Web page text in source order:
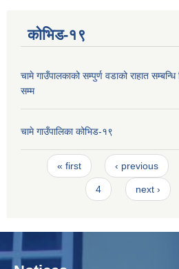
कोभिड-१९
चामे गाउँपालकाको सम्पुर्ण वडाको राहात
सम्म
चामे गाउँपालिका कोभिड-१९
Pages
« first ‹ previous
4 next ›